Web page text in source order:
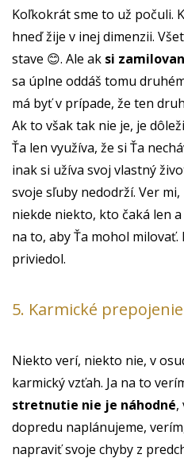
Koľkokrát sme to už počuli.
hneď žije v inej dimenzii.
stave 😊. Ale ak si
sa úplne oddáš tomu
má byť v prípade, že ten
Ak to však tak nie je, je
Ťa len využíva, že si Ťa
inak si užíva svoj vlastný
svoje sľuby nedodrží. Ver
niekde niekto, kto čaká len
na to, aby Ťa mohol
priviedol.
5. Karmické prepojenie
Niekto verí, niekto nie, v
karmický vzťah. Ja na to
stretnutie nie je náhodné,
dopredu naplánujeme,
napraviť svoje chyby z